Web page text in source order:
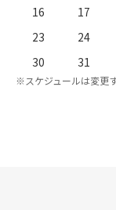
16
17
23
24
30
31
※スケジュールは変更